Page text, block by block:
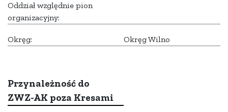
Oddział względnie pion
organizacyjny:
Okręg: Okręg Wilno
Przynależność do
ZWZ-AK poza Kresami